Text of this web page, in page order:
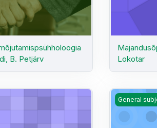
B. Petjärv
Lokotar
General